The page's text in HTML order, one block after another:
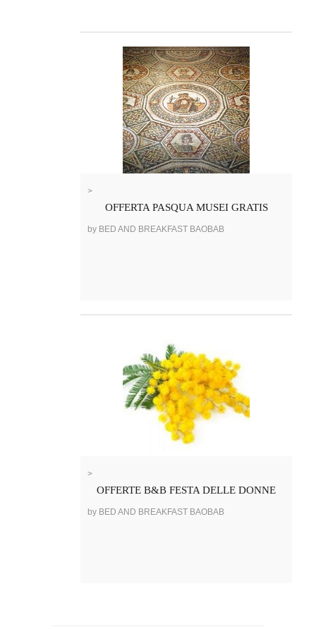
>
OFFERTA PASQUA MUSEI GRATIS
by BED AND BREAKFAST BAOBAB
>
OFFERTE B&B FESTA DELLE DONNE
by BED AND BREAKFAST BAOBAB